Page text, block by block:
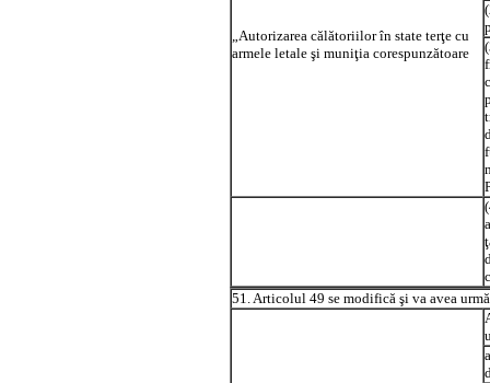
„Autorizarea călătoriilor în state terţe cu
armele letale şi muniţia corespunzătoare
51. Articolul 49 se modifică şi va avea